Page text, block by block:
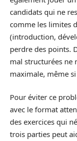
candidats qui ne
comme les limites
(introduction,
perdre des points.
mal structurées ne
maximale, même
Pour éviter ce
avec le format
des exercices qui
trois parties peut